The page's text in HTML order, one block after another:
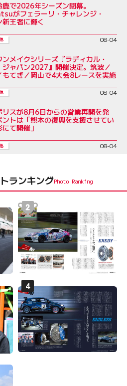
鹿で2026年シーズン閉幕。
がフェラーリ・チャレンジ・
新王者に輝く
08-04
メイクシリーズ『ラディカル・
ジャパン2027』開催決定。筑波／
もてぎ／岡山で4大会8レースを実施
08-04
リスが8月6日からの営業再開を発
ントは「熊本の復興を支援させてい
て開催」
08-04
ランキング